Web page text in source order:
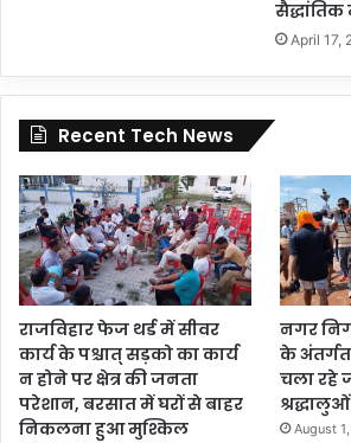
April 17,
Recent Tech News
राजविहार फेज थर्ड में सीवर
कार्य के पश्चात् सड़को का कार्य
न होने पर क्षेत्र की जनता
परेशान, बरसात में घरों से बाहर
निकलना हुआ मुश्किल
नगर
के अंतर्गत
चला रहे
August